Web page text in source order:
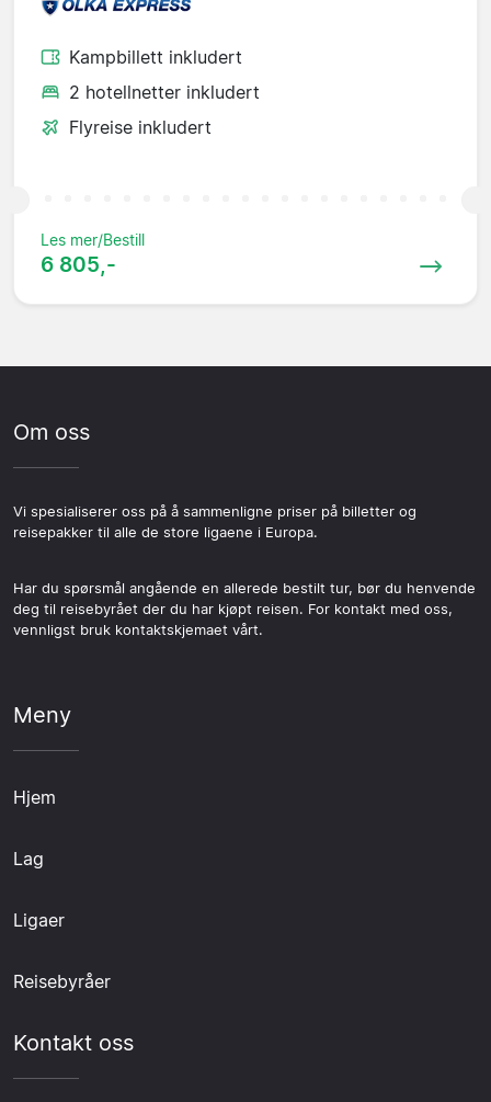
Kampbillett inkludert
2 hotellnetter inkludert
Flyreise inkludert
Les mer/Bestill
6 805,-
Om oss
Vi spesialiserer oss på å sammenligne priser på billetter og
reisepakker til alle de store ligaene i Europa.
Har du spørsmål angående en allerede bestilt tur, bør du henvende
deg til reisebyrået der du har kjøpt reisen. For kontakt med oss,
vennligst bruk kontaktskjemaet vårt.
Meny
Hjem
Lag
Ligaer
Reisebyråer
Kontakt oss